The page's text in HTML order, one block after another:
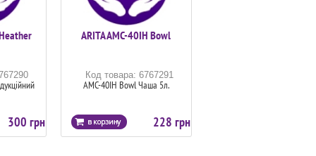
300 грн
ARITA AMC-40IH Bowl
Код товара: 6767291
AMC-40IH Bowl Чаша 5л.
228 грн